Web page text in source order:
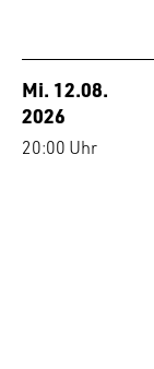
Mi. 12.08.
2026
20:00 Uhr